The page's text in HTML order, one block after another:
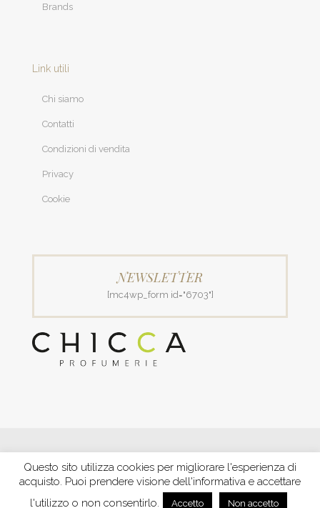
Brands
Link utili
Chi siamo
Contatti
Condizioni di vendita
Privacy
Cookie
NEWSLETTER
[mc4wp_form id="6703"]
C.F. PLVNPT51B44G157J P. IVA IT00426970422 |PRIVACY
Ecommerce by XBRAIN-Trasparenza aiuti e contributi
riconosciuti nel 2020
Questo sito utilizza cookies per migliorare l'esperienza di
acquisto. Puoi prendere visione dell'informativa e accettare
l'utilizzo o non consentirlo.
Accetto Non accetto